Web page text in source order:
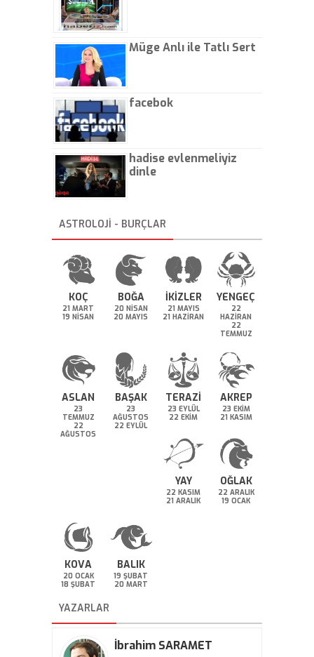
Müge Anlı ile Tatlı Sert
facebok
hadise evlenmeliyiz
dinle
ASTROLOJİ - BURÇLAR
KOÇ
21 MART
19 NİSAN
BOĞA
20 NİSAN
20 MAYIS
İKİZLER
21 MAYIS
21 HAZİRAN
YENGEÇ
22
HAZİRAN
22
TEMMUZ
ASLAN
23
TEMMUZ
22
AĞUSTOS
BAŞAK
23
AĞUSTOS
22 EYLÜL
TERAZİ
23 EYLÜL
22 EKİM
AKREP
23 EKİM
21 KASIM
YAY
22 KASIM
21 ARALIK
OĞLAK
22 ARALIK
19 OCAK
KOVA
20 OCAK
18 ŞUBAT
BALIK
19 ŞUBAT
20 MART
YAZARLAR
İbrahim SARAMET